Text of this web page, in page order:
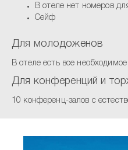
В отеле нет номеров
Сейф
Для молодоженов
В отеле есть все
Для конференций и
10 конференц-залов с